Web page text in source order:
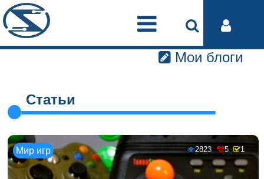
Мои блоги
Статьи
Мир игр 2823 5 1